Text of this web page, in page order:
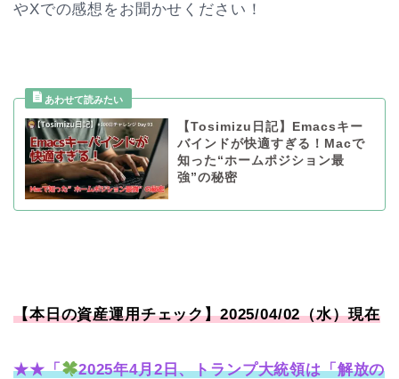
やXでの感想をお聞かせください！
【Tosimizu日記】Emacsキー
バインドが快適すぎる！Macで
知った“ホームポジション最
強”の秘密
【本日の資産運用チェック】2025/04/02（水）現在
★★「
2025年4月2日、トランプ大統領は「解放の